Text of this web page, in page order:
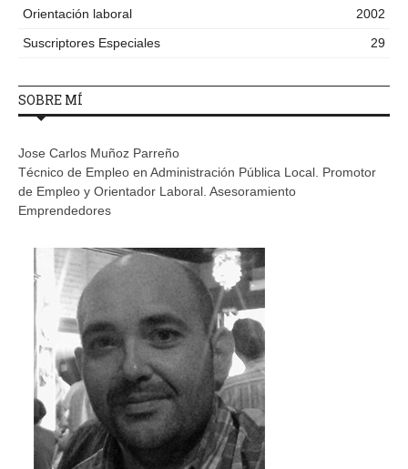
Orientación laboral
2002
Suscriptores Especiales
29
SOBRE MÍ
Jose Carlos Muñoz Parreño
Técnico de Empleo en Administración Pública Local. Promotor
de Empleo y Orientador Laboral. Asesoramiento
Emprendedores